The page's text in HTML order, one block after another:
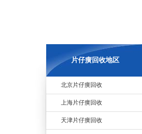
片仔癀回收地区
北京片仔癀回收
上海片仔癀回收
天津片仔癀回收